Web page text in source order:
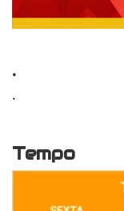
.
.
Tempo